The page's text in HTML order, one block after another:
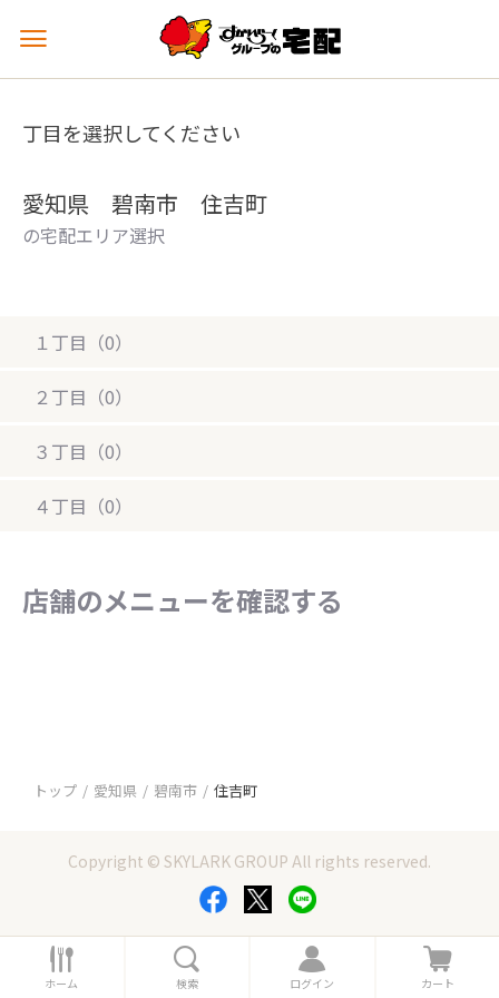
メ
ュ
を
丁目を選択してください
愛知県 碧南市 住吉町
の宅配エリア選択
１丁目（0）
２丁目（0）
３丁目（0）
４丁目（0）
店舗のメニューを確認する
トップ 愛知県 碧南市 住吉町
Copyright © SKYLARK GROUP All rights reserved.
ホ
ー
ホーム 索
検索
ロ
グ
ログイン
カ
ー
カート